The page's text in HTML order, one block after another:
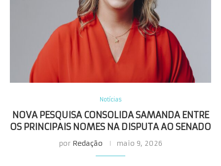
Notícias
NOVA PESQUISA CONSOLIDA SAMANDA ENTRE
OS PRINCIPAIS NOMES NA DISPUTA AO SENADO
por Redação maio 9, 2026